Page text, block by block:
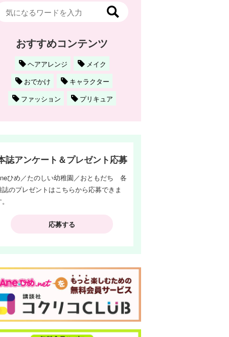
おすすめコンテンツ
ヘアアレンジ
メイク
おでかけ
キャラクター
ファッション
プリキュア
誌アンケート＆プレゼント応募
ひめ／たのしい幼稚園／おともだち 各
誌のプレゼントはこちらから応募できま
応募する